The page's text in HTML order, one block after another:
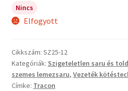
Nincs
Elfogyott
Cikkszám: SZ25-12
Kategóriák: Szigeteletlen saru és
szemes lemezsaru, Vezeték
Címke: Tracon